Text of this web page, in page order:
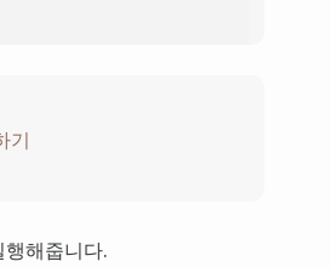
기
행해줍니다.